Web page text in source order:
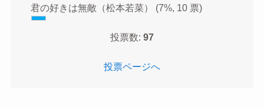
君の好きは無敵（松本若菜） (7%, 10 票)
投票数: 97
投票ページへ